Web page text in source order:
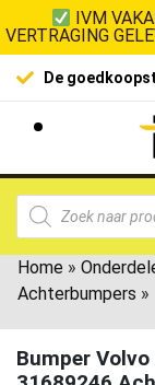
IVM
VERTRAGING
De
Home »
Achterbumpers »
Bumper